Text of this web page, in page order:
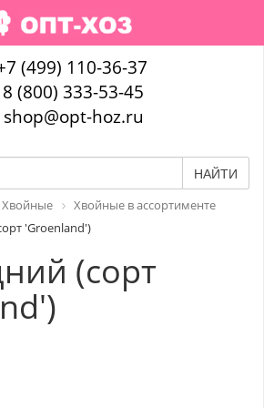
(499) 110-36-37
8 (800) 333-53-45
hoz.ru
НАЙТИ
Хвойные
Хвойные в ассортименте
'Groenland')
(сорт